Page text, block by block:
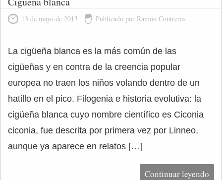
13 de mayo de 2013 Publicado por Ramón Contreras
La cigüeña blanca es la más común de las
cigüeñas y en contra de la creencia popular
europea no traen los niños volando dentro de un
hatillo en el pico. Filogenia e historia evolutiva: la
cigüeña blanca cuyo nombre científico es Ciconia
ciconia, fue descrita por primera vez por Linneo,
aunque ya aparece en relatos […]
Continuar leyendo